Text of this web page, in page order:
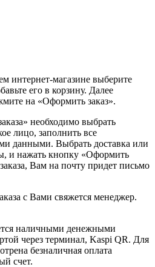
интернет-магазине выберите
его в корзину. Далее
на «Оформить заказ».
необходимо выбрать
лицо, заполнить все
данными. Выбрать доставка или
и нажать кнопку «Оформить
Вам на почту придет письмо
с Вами свяжется менеджер.
наличными денежными
через терминал, Kaspi QR. Для
безналичная оплата
счет.